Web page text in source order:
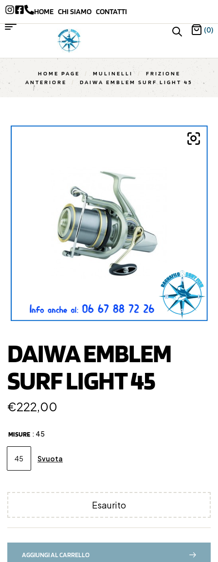
HOME CHI SIAMO CONTATTI
(0)
HOME PAGE / MULINELLI /
FRIZIONE
ANTERIORE
/ DAIWA EMBLEM SURF LIGHT 45
DAIWA EMBLEM
SURF LIGHT 45
€222,00
MISURE : 45
45 Svuota
Esaurito
AGGIUNGI AL CARRELLO